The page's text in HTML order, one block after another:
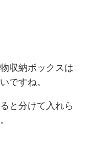
収納ボックスは
ですね。
と分けて入れら